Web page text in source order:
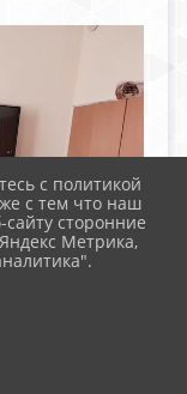
с политикой
с тем что наш
сторонние
Метрика,